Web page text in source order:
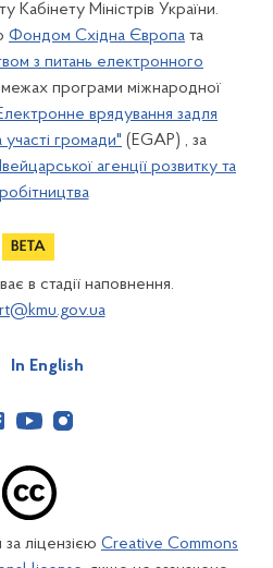
Кабінету Міністрів України.
Фондом Східна Європа та
з питань електронного
програми міжнародної
врядування задля
участі громади" (EGAP) , за
агенції розвитку та
в стадії наповнення.
In English
ліцензією Creative Commons